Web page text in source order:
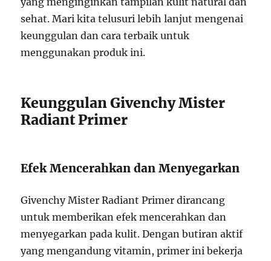
sehat. Mari kita telusuri lebih lanjut mengenai
keunggulan dan cara terbaik untuk
menggunakan produk ini.
Keunggulan Givenchy Mister
Radiant Primer
Efek Mencerahkan dan Menyegarkan
Givenchy Mister Radiant Primer dirancang
untuk memberikan efek mencerahkan dan
menyegarkan pada kulit. Dengan butiran aktif
yang mengandung vitamin, primer ini bekerja